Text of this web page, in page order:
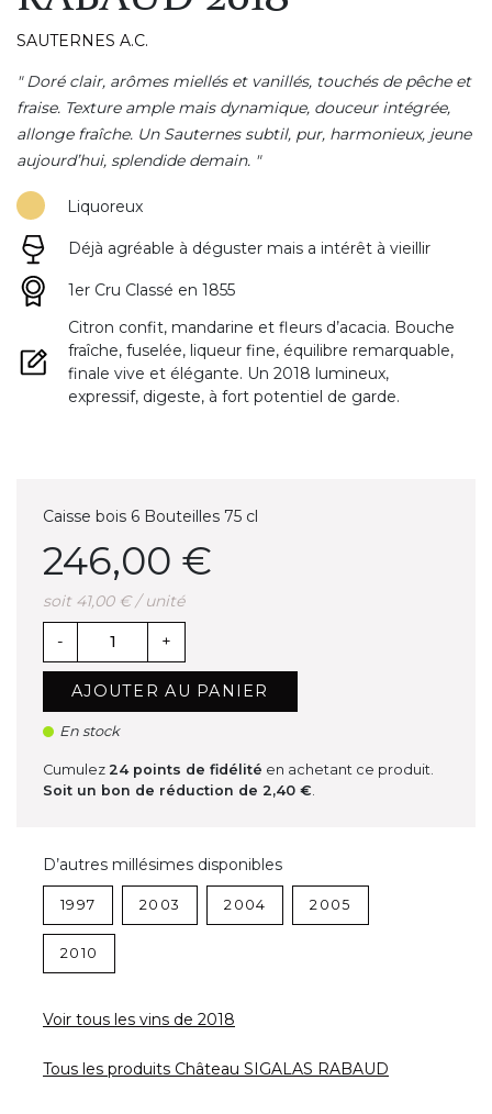
SAUTERNES A.C.
" Doré clair, arômes miellés et vanillés, touchés de pêche et
fraise. Texture ample mais dynamique, douceur intégrée,
allonge fraîche. Un Sauternes subtil, pur, harmonieux, jeune
aujourd’hui, splendide demain. "
Liquoreux
Déjà agréable à déguster mais a intérêt à vieillir
1er Cru Classé en 1855
Citron confit, mandarine et fleurs d’acacia. Bouche
fraîche, fuselée, liqueur fine, équilibre remarquable,
finale vive et élégante. Un 2018 lumineux,
expressif, digeste, à fort potentiel de garde.
Caisse bois 6 Bouteilles 75 cl
246,00 €
soit 41,00 € / unité
- +
AJOUTER AU PANIER
En stock
Cumulez 24points de fidélité en achetant ce produit.
Soit un bon de réduction de 2,40 €.
D’autres millésimes disponibles
1997 2003 2004 2005
2010
Voir tous les vins de 2018
Tous les produits Château SIGALAS RABAUD